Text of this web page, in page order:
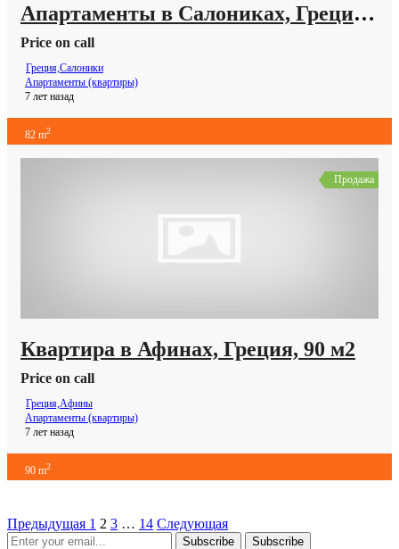
Апартаменты в Салониках, Греция, 82 м2
Price on call
Греция,Салоники
Апартаменты (квартиры)
7 лет назад
82 m2
Продажа
Квартира в Афинах, Греция, 90 м2
Price on call
Греция,Афины
Апартаменты (квартиры)
7 лет назад
90 m2
Предыдущая 1 2 3 … 14 Следующая
Subscribe Subscribe